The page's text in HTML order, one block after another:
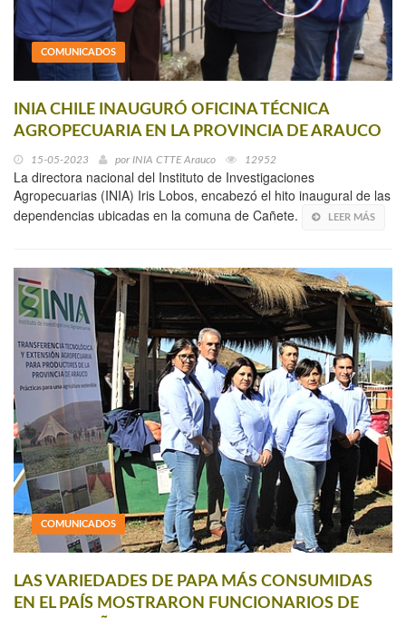
COMUNICADOS
INIA CHILE INAUGURÓ OFICINA TÉCNICA
AGROPECUARIA EN LA PROVINCIA DE ARAUCO
15-05-2023 por INIA CTTE Arauco 12952
La directora nacional del Instituto de Investigaciones
Agropecuarias (INIA) Iris Lobos, encabezó el hito inaugural de las
dependencias ubicadas en la comuna de Cañete.
LEER MÁS
COMUNICADOS
LAS VARIEDADES DE PAPA MÁS CONSUMIDAS
EN EL PAÍS MOSTRARON FUNCIONARIOS DE